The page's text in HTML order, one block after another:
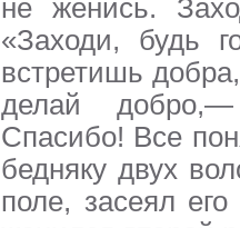
не женись.
«Заходи, будь
встретишь
делай
Спасибо! Все
бедняку двух
поле, засеял